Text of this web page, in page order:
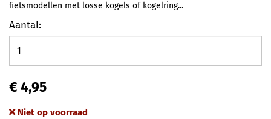
fietsmodellen met losse kogels of kogelring...
Aantal:
€ 4,95
Niet op voorraad